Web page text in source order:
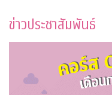
ข่าวประชาสัมพันธ์